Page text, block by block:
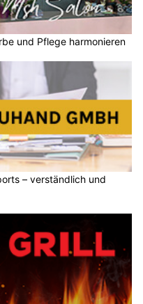
und Pflege harmonieren
– verständlich und